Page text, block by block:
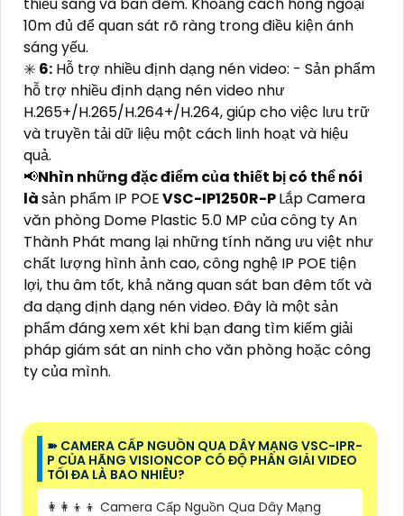
10m đủ để quan sát rõ ràng trong điều kiện ánh
sáng yếu.
✳️ 6: Hỗ trợ nhiều định dạng nén video: - Sản phẩm
hỗ trợ nhiều định dạng nén video như
H.265+/H.265/H.264+/H.264, giúp cho việc lưu trữ
và truyền tải dữ liệu một cách linh hoạt và hiệu
quả.
📢Nhìn những đặc điểm của thiết bị có thể nói
làsản phẩm IP POEVSC-IP1250R-PLắp Camera
văn phòng Dome Plastic 5.0 MP của công ty An
Thành Phát mang lại những tính năng ưu việt như
chất lượng hình ảnh cao, công nghệ IP POE tiện
lợi, thu âm tốt, khả năng quan sát ban đêm tốt và
đa dạng định dạng nén video. Đây là một sản
phẩm đáng xem xét khi bạn đang tìm kiếm giải
pháp giám sát an ninh cho văn phòng hoặc công
ty của mình.
➽ CAMERA CẤP NGUỒN QUA DÂY MẠNG VSC-IPR-
P CỦA HÃNG VISIONCOP CÓ ĐỘ PHÂN GIẢI VIDEO
TỐI ĐA LÀ BAO NHIÊU?
👩‍👩‍👦‍👦 Camera Cấp Nguồn Qua Dây Mạng